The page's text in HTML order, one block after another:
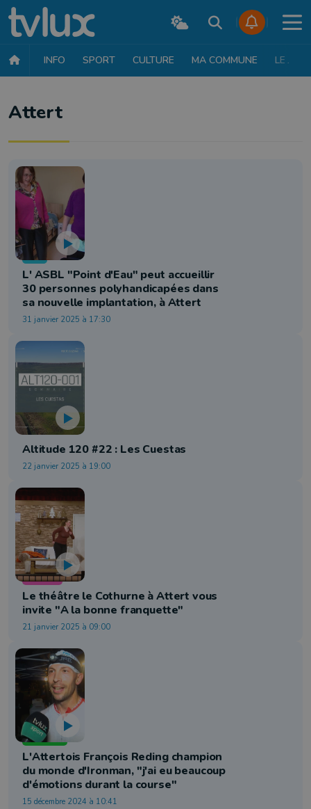
INFO SPORT CULTURE MA COMMUNE LE JT
Attert
Info
L' ASBL "Point d'Eau" peut accueillir
30 personnes polyhandicapées dans
sa nouvelle implantation, à Attert
31 janvier 2025 à 17:30
Tourisme
Altitude 120 #22 : Les Cuestas
22 janvier 2025 à 19:00
Théâtre
Le théâtre le Cothurne à Attert vous
invite "A la bonne franquette"
21 janvier 2025 à 09:00
Triathlon
L'Attertois François Reding champion
du monde d'Ironman, "j'ai eu beaucoup
d'émotions durant la course"
15 décembre 2024 à 10:41